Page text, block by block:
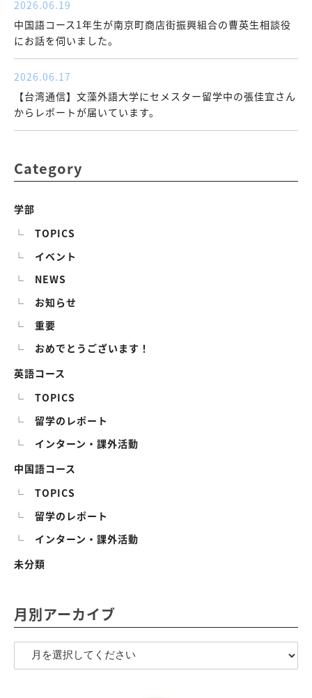
2026.06.19
中国語コース1年生が南京町商店街振興組合の曹英生相談役
にお話を伺いました。
2026.06.17
【台湾通信】文藻外語大学にセメスター留学中の張佳宜さん
からレポートが届いています。
Category
学部
TOPICS
イベント
NEWS
お知らせ
重要
おめでとうございます！
英語コース
TOPICS
留学のレポート
インターン・課外活動
中国語コース
TOPICS
留学のレポート
インターン・課外活動
未分類
月別アーカイブ